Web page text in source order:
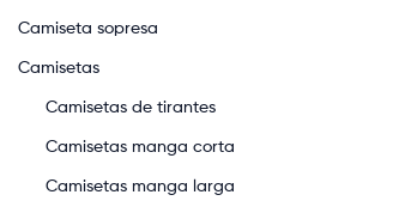
Camiseta sopresa
Camisetas
Camisetas de tirantes
Camisetas manga corta
Camisetas manga larga